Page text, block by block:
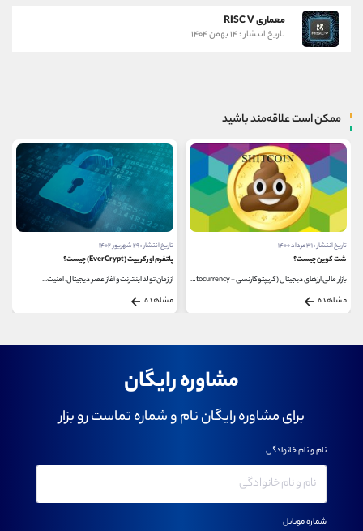
معماری RISC V
تاریخ انتشار : ۱۴ بهمن ۱۴۰۴
ممکن است علاقه‌مند باشید
تاریخ انتشار : ۳۱ مرداد ۱۴۰۰
شت کوین چیست؟
بازار مالی ارزهای دیجیتال (کریپتوکارنسی - cryptocurrency)...
مشاهده
تاریخ انتشار : ۲۹ شهریور ۱۴۰۲
پلتفرم اورکریپت (EverCrypt) چیست؟
از زمان تولد اینترنت و آغاز عصر دیجیتال، امنیت...
مشاهده
مشاوره رایگان
برای مشاوره رایگان نام و شماره تماست رو بزار
نام و نام خانوادگی
شماره موبایل